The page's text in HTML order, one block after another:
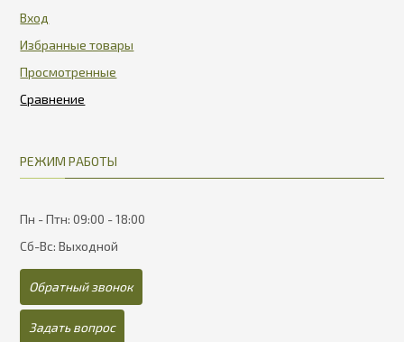
Вход
Избранные товары
Просмотренные
РЕЖИМ РАБОТЫ
Пн - Птн: 09:00 - 18:00
Сб-Вс: Выходной
Обратный звонок
Задать вопрос